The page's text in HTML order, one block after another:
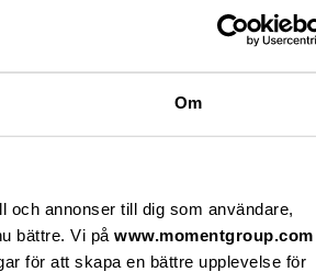
Om
annonser till dig som användare,
bättre. Vi på www.momentgroup.com
för att skapa en bättre upplevelse för
den
DOKUMENT & LÄNKAR